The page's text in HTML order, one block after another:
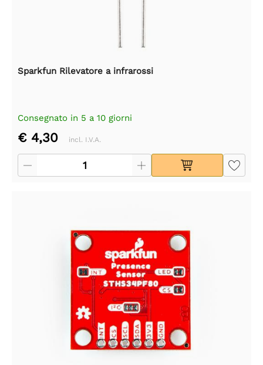
Sparkfun Rilevatore a infrarossi
Consegnato in 5 a 10 giorni
€ 4,30 incl. I.V.A.